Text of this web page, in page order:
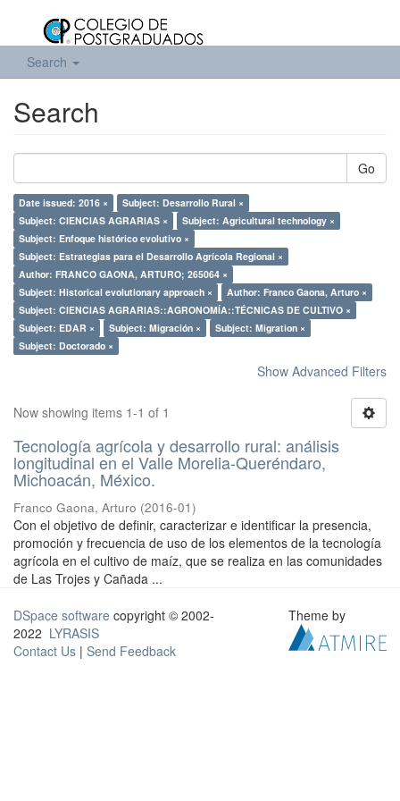
Search
Search
Go
Date issued: 2016 ×
Subject: Desarrollo Rural ×
Subject: CIENCIAS AGRARIAS ×
Subject: Agricultural technology ×
Subject: Enfoque histórico evolutivo ×
Subject: Estrategias para el Desarrollo Agrícola Regional ×
Author: FRANCO GAONA, ARTURO; 265064 ×
Subject: Historical evolutionary approach ×
Author: Franco Gaona, Arturo ×
Subject: CIENCIAS AGRARIAS::AGRONOMÍA::TÉCNICAS DE CULTIVO ×
Subject: EDAR ×
Subject: Migración ×
Subject: Migration ×
Subject: Doctorado ×
Show Advanced Filters
Now showing items 1-1 of 1
Tecnología agrícola y desarrollo rural: análisis
longitudinal en el Valle Morelia-Queréndaro,
Michoacán, México.
Franco Gaona, Arturo (2016-01)
Con el objetivo de definir, caracterizar e identificar la presencia,
promoción y frecuencia de uso de los elementos de la tecnología
agrícola en el cultivo de maíz, que se realiza en las comunidades
de Las Trojes y Cañada ...
DSpace software copyright © 2002-
2022 LYRASIS
Contact Us | Send Feedback
Theme by